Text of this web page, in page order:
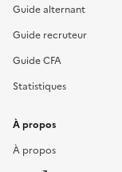
Guide alternant
Guide recruteur
Guide CFA
Statistiques
À propos
À propos